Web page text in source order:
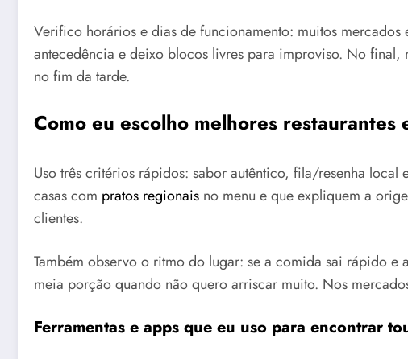
Verifico horários e dias de funcionamento: muitos mercados
antecedência e deixo blocos livres para improviso. No
no fim da tarde.
Como eu escolho melhores
Uso três critérios rápidos: sabor autêntico, fila/resenha
casas com pratos regionais no menu e que expliquem a
clientes.
Também observo o ritmo do lugar: se a comida sai rápido
meia porção quando não quero arriscar muito. Nos
Ferramentas e apps que eu uso para encontrar